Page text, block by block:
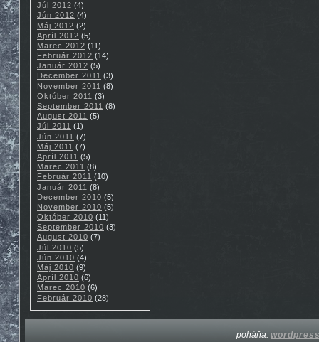
Júl 2012 (4)
Jún 2012 (4)
Máj 2012 (2)
Apríl 2012 (5)
Marec 2012 (11)
Február 2012 (14)
Január 2012 (5)
December 2011 (3)
November 2011 (8)
Október 2011 (3)
September 2011 (8)
August 2011 (5)
Júl 2011 (1)
Jún 2011 (7)
Máj 2011 (7)
Apríl 2011 (5)
Marec 2011 (8)
Február 2011 (10)
Január 2011 (8)
December 2010 (5)
November 2010 (5)
Október 2010 (11)
September 2010 (3)
August 2010 (7)
Júl 2010 (5)
Jún 2010 (4)
Máj 2010 (9)
Apríl 2010 (6)
Marec 2010 (6)
Február 2010 (28)
poháňa: